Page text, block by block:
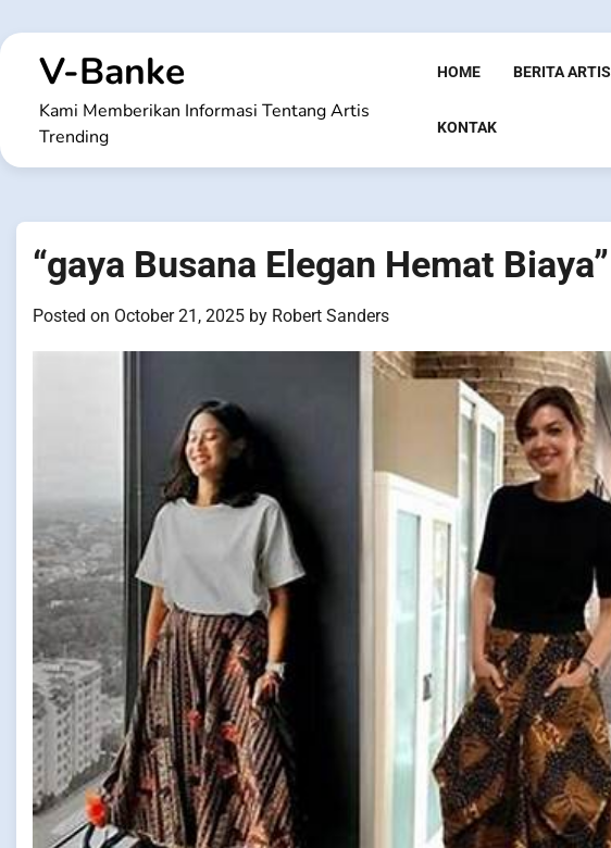
to
contentV-Banke
Kami Memberikan Informasi Tentang Artis
Trending
HOME BERITA ARTIS
KONTAK
“gaya Busana Elegan Hemat Biaya”
Posted on October 21, 2025 by Robert Sanders